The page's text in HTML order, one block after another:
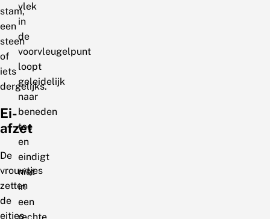
stam,
een
steen
of
iets
dergelijks.
Ei-
afzet
De
vrouwtjes
zetten
de
eitjes
vlek
in
de
voorvleugelpunt
loopt
geleidelijk
naar
beneden
toe
en
eindigt
niet
in
een